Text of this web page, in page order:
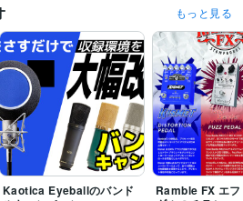
もっと見る
Kaotica Eyeballのバンド
Ramble FX エ